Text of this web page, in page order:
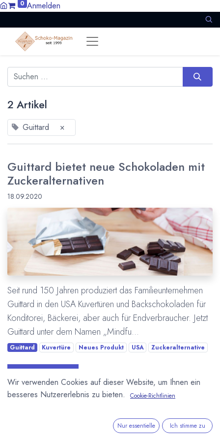
0 Anmelden
2 Artikel
Guittard ×
Guittard bietet neue Schokoladen mit
Zuckeralternativen
18.09.2020
Seit rund 150 Jahren produziert das Familieunternehmen
Guittard in den USA Kuvertüren und Backschokoladen für
Konditorei, Bäckerei, aber auch für Endverbraucher. Jetzt
Guittard unter dem Namen „Mindfu...
Guittard Kuvertüre Neues Produkt USA Zuckeralternative
Wir verwenden Cookies auf dieser Website, um Ihnen ein
besseres Nutzererlebnis zu bieten.
Cookie-Richtlinien
Nur essentielle Ich stimme zu